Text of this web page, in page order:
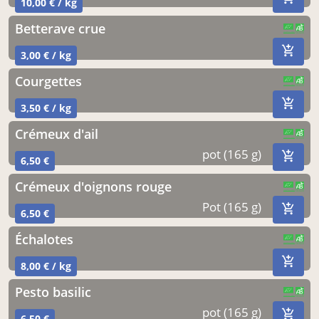
betterave crue
3,00 € / kg
courgettes
3,50 € / kg
crémeux d'ail
6,50 € pot (165 g)
crémeux d'oignons rouge
6,50 € Pot (165 g)
échalotes
8,00 € / kg
pesto basilic
pot (165 g)